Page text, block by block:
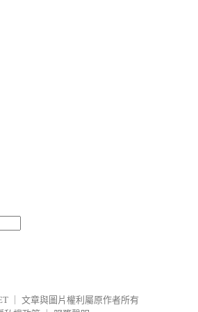
文章與圖片權利屬原作者所有